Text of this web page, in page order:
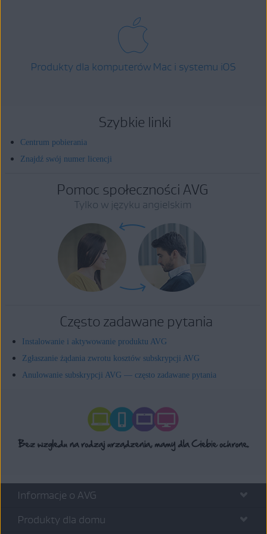
Produkty dla komputerów Mac i systemu iOS
Szybkie linki
Centrum pobierania
Znajdź swój numer licencji
Pomoc społeczności AVG
Tylko w języku angielskim
Często zadawane pytania
Instalowanie i aktywowanie produktu AVG
Zgłaszanie żądania zwrotu kosztów subskrypcji AVG
Anulowanie subskrypcji AVG — często zadawane pytania
Informacje o AVG
Produkty dla domu